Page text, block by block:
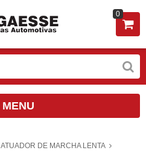
0
MENU
ATUADOR DE MARCHA LENTA